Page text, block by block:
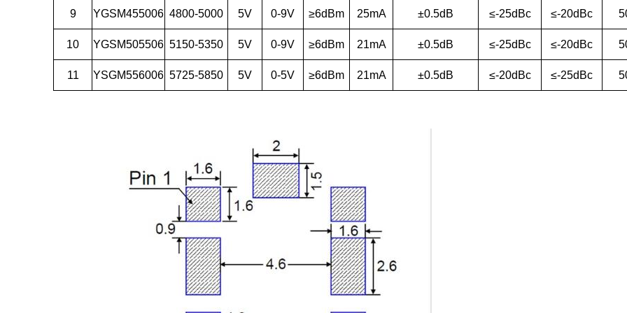
9 YGSM455006 4800-5000 5V 0-9V ≥6dBm 25mA ±0.5dB ≤-25dBc ≤-20dBc
10 YGSM505506 5150-5350 5V 0-9V ≥6dBm 21mA ±0.5dB ≤-25dBc ≤-20dBc
11 YSGM556006 5725-5850 5V 0-5V ≥6dBm 21mA ±0.5dB ≤-20dBc ≤-25dBc